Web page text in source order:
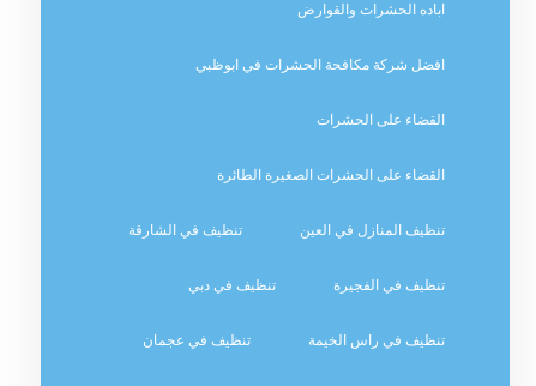
اباده الحشرات والقوارض
افضل شركة مكافحة الحشرات في ابوظبي
القضاء على الحشرات
القضاء على الحشرات الصغيرة الطائرة
تنظيف المنازل في العين تنظيف في الشارقة
تنظيف في الفجيرة تنظيف في دبي
تنظيف في راس الخيمة تنظيف في عجمان